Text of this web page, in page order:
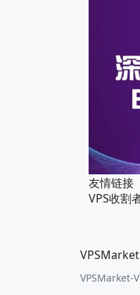
友情链接
VPS收割
VPSMarket
VPSMarket-